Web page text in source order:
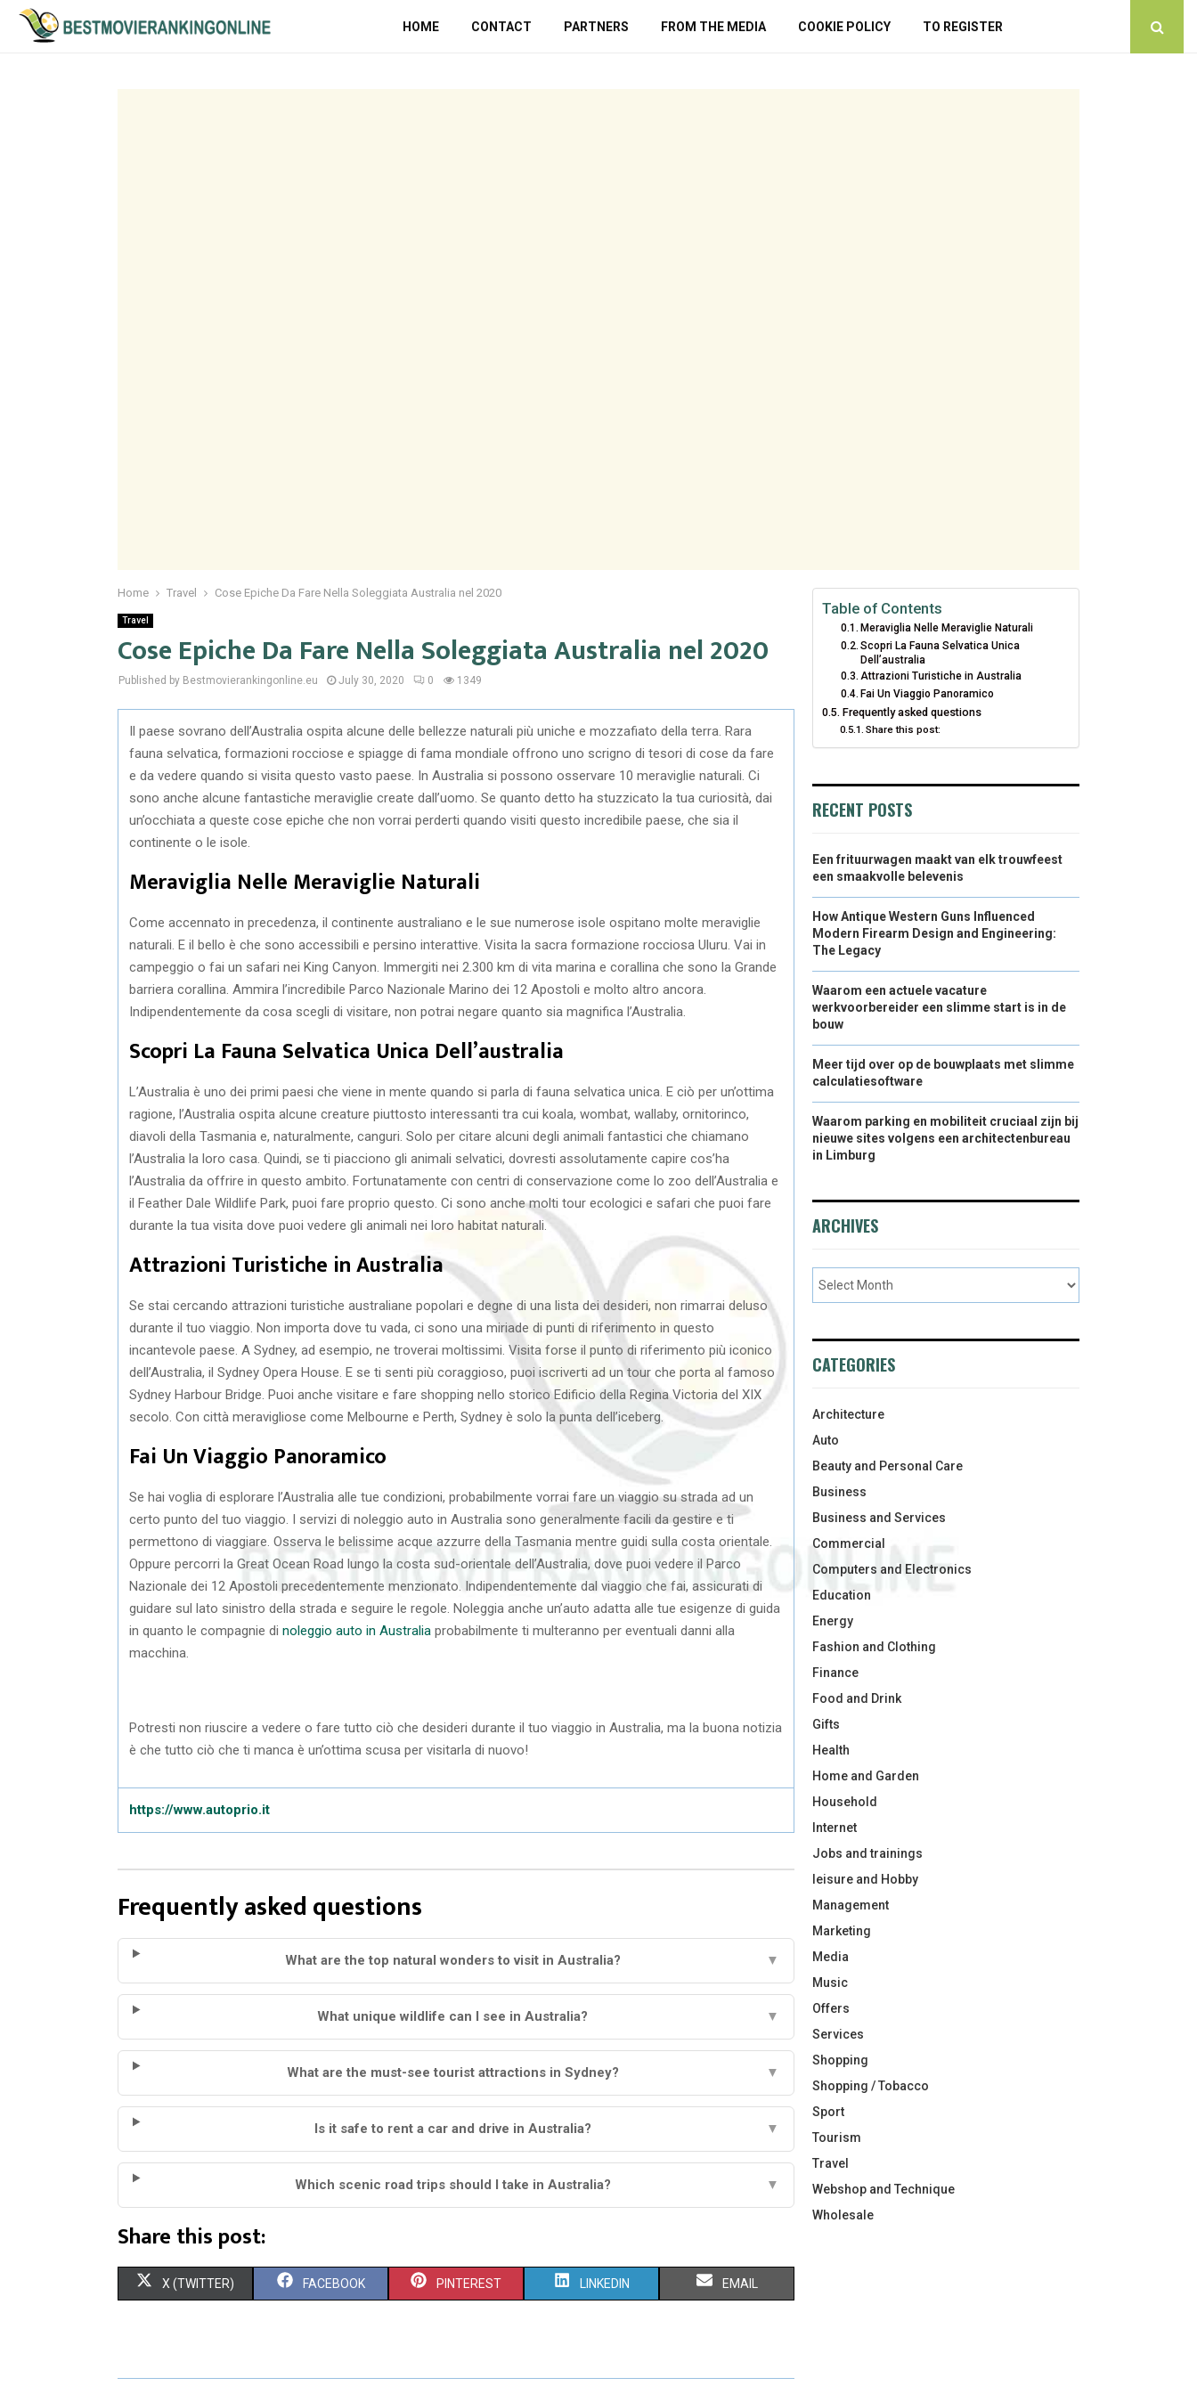
HOME CONTACT PARTNERS FROM THE MEDIA COOKIE POLICY TO REGISTER
Home Travel Cose Epiche Da Fare Nella Soleggiata Australia nel 2020
Travel
Cose Epiche Da Fare Nella Soleggiata Australia nel 2020
Published by Bestmovierankingonline.eu July 30, 2020 0 1349
Il paese sovrano dell’Australia ospita alcune delle bellezze naturali più uniche e mozzafiato della terra. Rara
fauna selvatica, formazioni rocciose e spiagge di fama mondiale offrono uno scrigno di tesori di cose da fare
e da vedere quando si visita questo vasto paese. In Australia si possono osservare 10 meraviglie naturali. Ci
sono anche alcune fantastiche meraviglie create dall’uomo. Se quanto detto ha stuzzicato la tua curiosità, dai
un’occhiata a queste cose epiche che non vorrai perderti quando visiti questo incredibile paese, che sia il
continente o le isole.
Meraviglia Nelle Meraviglie Naturali
Come accennato in precedenza, il continente australiano e le sue numerose isole ospitano molte meraviglie
naturali. E il bello è che sono accessibili e persino interattive. Visita la sacra formazione rocciosa Uluru. Vai in
campeggio o fai un safari nei King Canyon. Immergiti nei 2.300 km di vita marina e corallina che sono la Grande
barriera corallina. Ammira l’incredibile Parco Nazionale Marino dei 12 Apostoli e molto altro ancora.
Indipendentemente da cosa scegli di visitare, non potrai negare quanto sia magnifica l’Australia.
Scopri La Fauna Selvatica Unica Dell’australia
L’Australia è uno dei primi paesi che viene in mente quando si parla di fauna selvatica unica. E ciò per un’ottima
ragione, l’Australia ospita alcune creature piuttosto interessanti tra cui koala, wombat, wallaby, ornitorinco,
diavoli della Tasmania e, naturalmente, canguri. Solo per citare alcuni degli animali fantastici che chiamano
l’Australia la loro casa. Quindi, se ti piacciono gli animali selvatici, dovresti assolutamente capire cos’ha
l’Australia da offrire in questo ambito. Fortunatamente con centri di conservazione come lo zoo dell’Australia e
il Feather Dale Wildlife Park, puoi fare proprio questo. Ci sono anche molti tour ecologici e safari che puoi fare
durante la tua visita dove puoi vedere gli animali nei loro habitat naturali.
Attrazioni Turistiche in Australia
Se stai cercando attrazioni turistiche australiane popolari e degne di una lista dei desideri, non rimarrai deluso
durante il tuo viaggio. Non importa dove tu vada, ci sono una miriade di punti di riferimento in questo
incantevole paese. A Sydney, ad esempio, ne troverai moltissimi. Visita forse il punto di riferimento più iconico
dell’Australia, il Sydney Opera House. E se ti senti più coraggioso, puoi iscriverti ad un tour che porta al famoso
Sydney Harbour Bridge. Puoi anche visitare e fare shopping nello storico Edificio della Regina Victoria del XIX
secolo. Con città meravigliose come Melbourne e Perth, Sydney è solo la punta dell’iceberg.
Fai Un Viaggio Panoramico
Se hai voglia di esplorare l’Australia alle tue condizioni, probabilmente vorrai fare un viaggio su strada ad un
certo punto del tuo viaggio. I servizi di noleggio auto in Australia sono generalmente facili da gestire e ti
permettono di viaggiare. Osserva le belissime acque azzurre della Tasmania mentre guidi sulla costa orientale.
Oppure percorri la Great Ocean Road lungo la costa sud-orientale dell’Australia, dove puoi vedere il Parco
Nazionale dei 12 Apostoli precedentemente menzionato. Indipendentemente dal viaggio che fai, assicurati di
guidare sul lato sinistro della strada e seguire le regole. Noleggia anche un’auto adatta alle tue esigenze di guida
in quanto le compagnie di noleggio auto in Australia probabilmente ti multeranno per eventuali danni alla
macchina.
Potresti non riuscire a vedere o fare tutto ciò che desideri durante il tuo viaggio in Australia, ma la buona notizia
è che tutto ciò che ti manca è un’ottima scusa per visitarla di nuovo!
https://www.autoprio.it
Frequently asked questions
What are the top natural wonders to visit in Australia? ▼
What unique wildlife can I see in Australia? ▼
What are the must-see tourist attractions in Sydney? ▼
Is it safe to rent a car and drive in Australia? ▼
Which scenic road trips should I take in Australia? ▼
Share this post:
S
R
X (TWITTER) S
R
FACEBOOK S
R
PINTEREST S
R
LINKEDIN S
R
EMAIL
Table of Contents
Meraviglia Nelle Meraviglie Naturali
Scopri La Fauna Selvatica Unica
Dell’australia
Attrazioni Turistiche in Australia
Fai Un Viaggio Panoramico
Frequently asked questions
Share this post:
RECENT POSTS
Een frituurwagen maakt van elk trouwfeest
een smaakvolle belevenis
How Antique Western Guns Influenced
Modern Firearm Design and Engineering:
The Legacy
Waarom een actuele vacature
werkvoorbereider een slimme start is in de
bouw
Meer tijd over op de bouwplaats met slimme
calculatiesoftware
Waarom parking en mobiliteit cruciaal zijn bij
nieuwe sites volgens een architectenbureau
in Limburg
ARCHIVES
CATEGORIES
Architecture
Auto
Beauty and Personal Care
Business
Business and Services
Commercial
Computers and Electronics
Education
Energy
Fashion and Clothing
Finance
Food and Drink
Gifts
Health
Home and Garden
Household
Internet
Jobs and trainings
leisure and Hobby
Management
Marketing
Media
Music
Offers
Services
Shopping
Shopping / Tobacco
Sport
Tourism
Travel
Webshop and Technique
Wholesale